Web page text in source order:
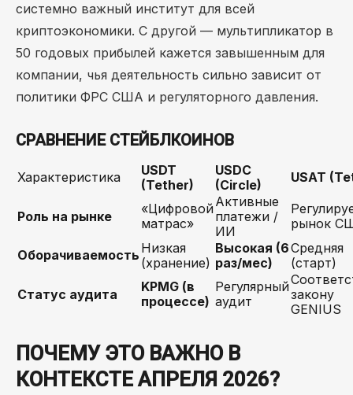
системно важный институт для всей
криптоэкономики. С другой — мультипликатор в
50 годовых прибылей кажется завышенным для
компании, чья деятельность сильно зависит от
политики ФРС США и регуляторного давления.
СРАВНЕНИЕ СТЕЙБЛКОИНОВ
Характеристика
USDT
(Tether)
USDC
(Circle)
USAT
Роль на рынке
«Цифровой
матрас»
Активные
платежи /
ИИ
рынок
Оборачиваемость Низкая
(хранение)
Высокая (6
раз/мес)
Средняя
(старт)
Статус аудита
KPMG (в
процессе)
Регулярный
аудит
закону
GENIUS
ПОЧЕМУ ЭТО ВАЖНО В
КОНТЕКСТЕ АПРЕЛЯ 2026?